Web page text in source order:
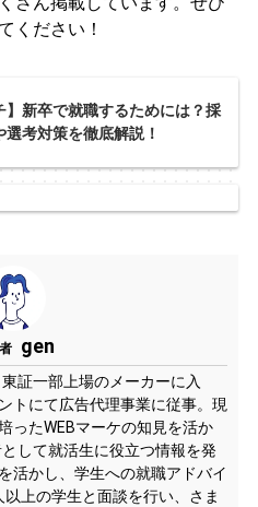
ください！
】新卒で就職するためには？採
選考対策を徹底解説！
gen
証一部上場のメーカーに入
トにて広告代理事業に従事。現
ったWEBマーケの知見を活か
して就活生に役立つ情報を発
活かし、学生への就職アドバイ
上の学生と面談を行い、さま